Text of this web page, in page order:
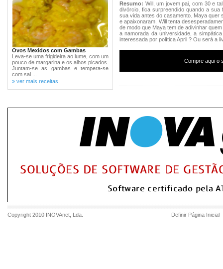
Ovos Mexidos com Gambas
Leva-se uma frigideira ao lume, com um
pouco de margarina e os alhos picados.
Juntam-se as gambas e tempera-se
com sal ...
» ver mais receitas
Resumo: Will, um jovem pai, com 30 e
divórcio, fica surpreendido quando a
sua vida antes do casamento. Maya quer
e apaixonaram. Will tenta
de modo que Maya tem de adivinhar
a namorada da universidade, a
interessada por política April ? Ou será a
Compre aqui o
Copyright 2010 INOVAnet , Lda. Definir Página Inicial